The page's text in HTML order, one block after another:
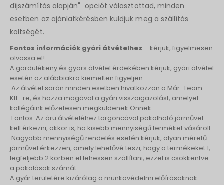
díjszámítás alapján" opciót választottad, minden
esetben az ajánlatkérésben küldjük meg a szállítás
költségét.
Fontos információk gyári átvételhez – kérjük, figyelmesen
olvassa el!
A gördülékeny és gyors átvétel érdekében kérjük, gyári átvétel
esetén az alábbiakra kiemelten figyeljen:
Az átvétel során minden esetben hivatkozzon a Már-Team
Kft.-re, és hozza magával a gyári visszaigazolást, amelyet
kollégáink előzetesen megküldenek Önnek.
Fontos: Az áru átvételéhez targoncával pakolható járművel
kell érkezni, akkor is, ha kisebb mennyiségű terméket vásárolt.
Nagyobb mennyiségű rendelés esetén kérjük, olyan méretű
járművel érkezzen, amely lehetővé teszi, hogy a termékeket 1,
legfeljebb 2 körben el lehessen szállítani, ezzel is csökkentve
a pakolások számát.
A gyár területére kizárólag a munkavédelmi előírásoknak